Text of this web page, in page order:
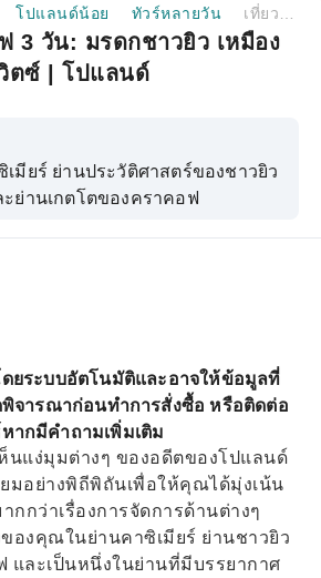
โปแลนด์น้อย ทัวร์หลายวัน
3 วัน: มรดกชาวยิว เหมือง
ตซ์ | โปแลนด์
มียร์ ย่านประวัติศาสตร์ของชาวยิว
ย่านเกตโตของคราคอฟ
ฑ์โรงงานชินด์เลอร์พร้อมไกด์นำ
มไกด์นำเที่ยวอย่างเป็นทางการของ
ของเหมืองเกลือเวียลิชกา (แหล่ง
นสโก)
ตุการณ์ ณ อนุสรณ์สถานปลาซอฟ
ยระบบอัตโนมัติและอาจให้ข้อมูลที่
จารณาก่อนทำการสั่งซื้อ หรือติดต่อ
ากมีคำถามเพิ่มเติม
ห็นแง่มุมต่างๆ ของอดีตของโปแลนด์
ยมอย่างพิถีพิถันเพื่อให้คุณได้มุ่งเน้น
กว่าเรื่องการจัดการด้านต่างๆ
ของคุณในย่านคาซิเมียร์ ย่านชาวยิว
และเป็นหนึ่งในย่านที่มีบรรยากาศ